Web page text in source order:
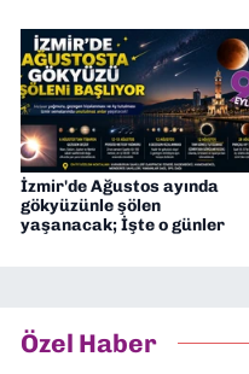
İzmir'de Ağustos ayında
gökyüzünle şölen
yaşanacak; İşte o günler
Özel Haber